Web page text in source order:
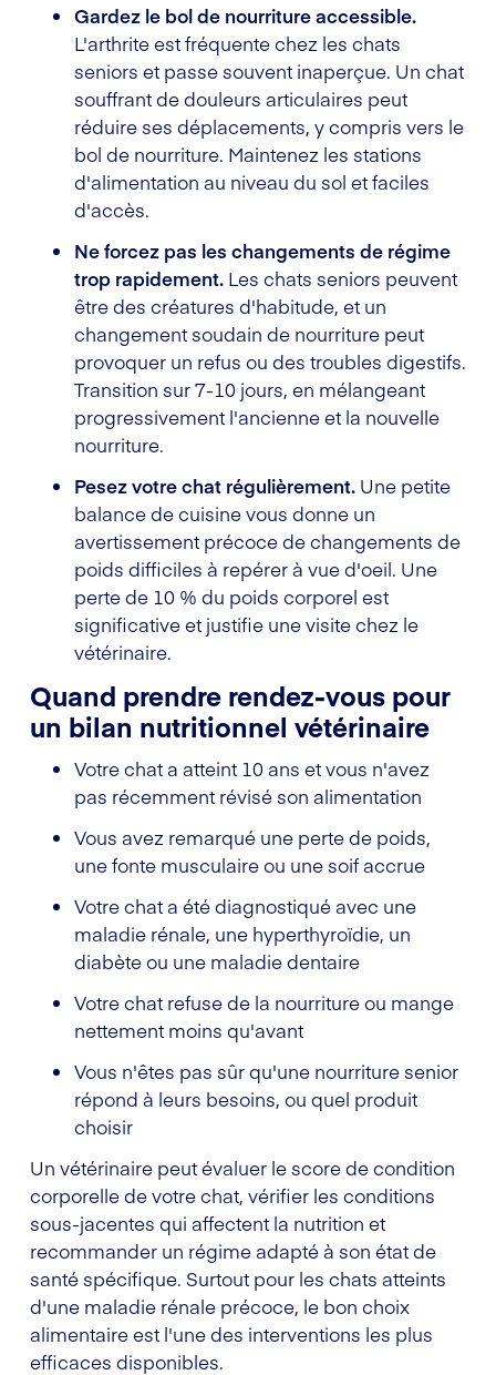
Gardez le bol de nourriture accessible.
L'arthrite est fréquente chez les chats
seniors et passe souvent inaperçue. Un chat
souffrant de douleurs articulaires peut
réduire ses déplacements, y compris vers le
bol de nourriture. Maintenez les stations
d'alimentation au niveau du sol et faciles
d'accès.
Ne forcez pas les changements de régime
trop rapidement. Les chats seniors peuvent
être des créatures d'habitude, et un
changement soudain de nourriture peut
provoquer un refus ou des troubles digestifs.
Transition sur 7-10 jours, en mélangeant
progressivement l'ancienne et la nouvelle
nourriture.
Pesez votre chat régulièrement. Une petite
balance de cuisine vous donne un
avertissement précoce de changements de
poids difficiles à repérer à vue d'oeil. Une
perte de 10 % du poids corporel est
significative et justifie une visite chez le
vétérinaire.
Quand prendre rendez-vous pour
un bilan nutritionnel vétérinaire
Votre chat a atteint 10 ans et vous n'avez
pas récemment révisé son alimentation
Vous avez remarqué une perte de poids,
une fonte musculaire ou une soif accrue
Votre chat a été diagnostiqué avec une
maladie rénale, une hyperthyroïdie, un
diabète ou une maladie dentaire
Votre chat refuse de la nourriture ou mange
nettement moins qu'avant
Vous n'êtes pas sûr qu'une nourriture senior
répond à leurs besoins, ou quel produit
choisir
Un vétérinaire peut évaluer le score de condition
corporelle de votre chat, vérifier les conditions
sous-jacentes qui affectent la nutrition et
recommander un régime adapté à son état de
santé spécifique. Surtout pour les chats atteints
d'une maladie rénale précoce, le bon choix
alimentaire est l'une des interventions les plus
efficaces disponibles.